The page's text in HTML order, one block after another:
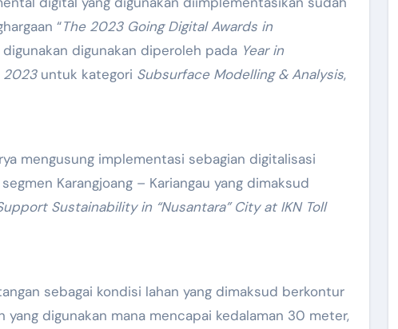
“The 2023 Going Digital Awards in
digunakan digunakan diperoleh pada Year in
2023untuk kategori Subsurface Modelling & Analysis,
mengusung implementasi sebagian digitalisasi
Karangjoang – Kariangau yang dimaksud
Sustainability in “Nusantara” City at IKN Toll
sebagai kondisi lahan yang dimaksud berkontur
digunakan mana mencapai kedalaman 30 meter,